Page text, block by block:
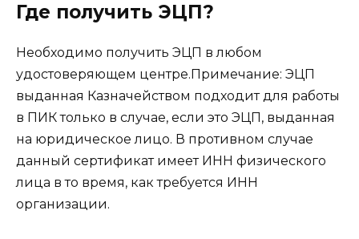
Где получить ЭЦП?
Необходимо получить ЭЦП в любом
удостоверяющем центре.Примечание: ЭЦП
выданная Казначейством подходит для работы
в ПИК только в случае, если это ЭЦП, выданная
на юридическое лицо. В противном случае
данный сертификат имеет ИНН физического
лица в то время, как требуется ИНН
организации.